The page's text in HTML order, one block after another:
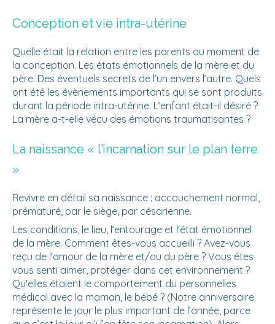
Conception et vie intra-utérine
Quelle était la relation entre les parents au moment de
la conception. Les états émotionnels de la mère et du
père. Des éventuels secrets de l’un envers l’autre. Quels
ont été les évènements importants qui se sont produits
durant la période intra-utérine. L’enfant était-il désiré ?
La mère a-t-elle vécu des émotions traumatisantes ?
La naissance « l’incarnation sur le plan terre
»
Revivre en détail sa naissance : accouchement normal,
prématuré, par le siège, par césarienne.
Les conditions, le lieu, l’entourage et l'état émotionnel
de la mère. Comment êtes-vous accueilli ? Avez-vous
reçu de l'amour de la mère et/ou du père ? Vous êtes
vous senti aimer, protéger dans cet environnement ?
Qu'elles étaient le comportement du personnelles
médical avec la maman, le bébé ? (Notre anniversaire
représente le jour le plus important de l’année, parce